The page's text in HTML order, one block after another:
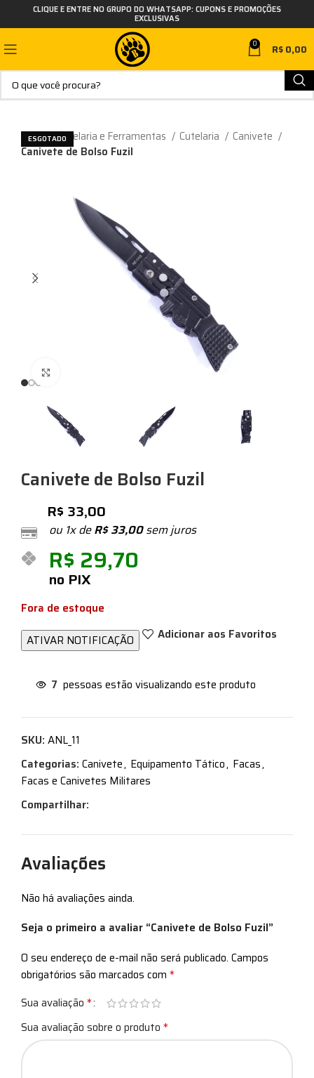
CLIQUE E ENTRE NO GRUPO DO WHATSAPP: CUPONS E PROMOÇÕES
EXCLUSIVAS
0 R$0,00
Início Cutelaria e Ferramentas Cutelaria
Canivete
Canivete de Bolso Fuzil
ESGOTADO
Canivete de Bolso Fuzil
R$ 33,00
ou 1x deR$33,00sem juros
R$ 29,70
no PIX
Fora de estoque
Adicionar aos Favoritos
7 pessoas estão visualizando este produto
SKU: ANL_11
Categorias: Canivete, Equipamento Tático, Facas,
Facas e Canivetes Militares
Compartilhar:
Avaliações
Não há avaliações ainda.
Seja o primeiro a avaliar “Canivete de Bolso Fuzil”
O seu endereço de e-mail não será publicado. Campos
obrigatórios são marcados com *
Sua avaliação *
Sua avaliação sobre o produto *